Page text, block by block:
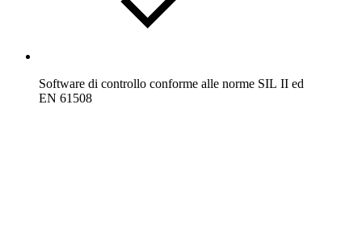
Software di controllo conforme alle norme SIL II ed
EN 61508